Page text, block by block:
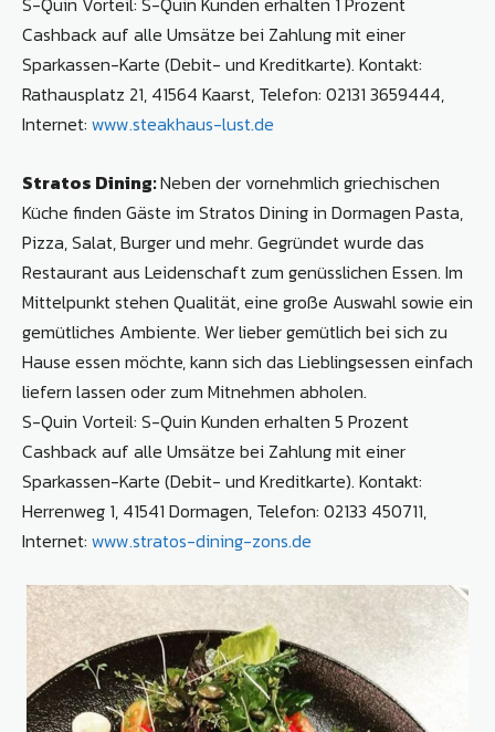
Cashback auf alle Umsätze bei Zahlung mit einer
Sparkassen-Karte (Debit- und Kreditkarte). Kontakt:
Rathausplatz 21, 41564 Kaarst, Telefon: 02131 3659444,
Internet: www.steakhaus-lust.de
Stratos Dining:Neben der vornehmlich griechischen
Küche finden Gäste im Stratos Dining in Dormagen Pasta,
Pizza, Salat, Burger und mehr. Gegründet wurde das
Restaurant aus Leidenschaft zum genüsslichen Essen. Im
Mittelpunkt stehen Qualität, eine große Auswahl sowie ein
gemütliches Ambiente. Wer lieber gemütlich bei sich zu
Hause essen möchte, kann sich das Lieblingsessen einfach
liefern lassen oder zum Mitnehmen abholen.
S-Quin Vorteil: S-Quin Kunden erhalten 5 Prozent
Cashback auf alle Umsätze bei Zahlung mit einer
Sparkassen-Karte (Debit- und Kreditkarte). Kontakt:
Herrenweg 1, 41541 Dormagen, Telefon: 02133 450711,
Internet: www.stratos-dining-zons.de